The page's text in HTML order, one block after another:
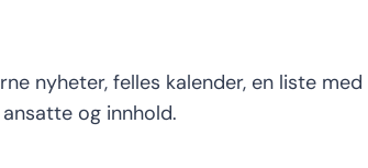
nyheter, felles kalender, en liste med
og innhold.